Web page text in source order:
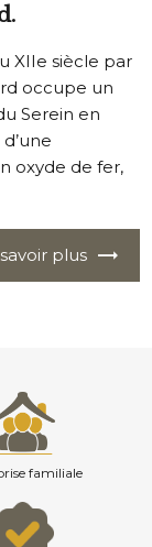
XIIe siècle par
occupe un
Serein en
oxyde de fer,
plus
familiale